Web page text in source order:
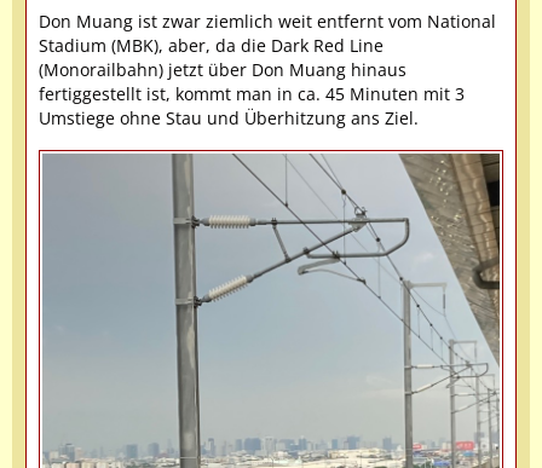
Don Muang ist zwar ziemlich weit entfernt vom National
Stadium (MBK), aber, da die Dark Red Line
(Monorailbahn) jetzt über Don Muang hinaus
fertiggestellt ist, kommt man in ca. 45 Minuten mit 3
Umstiege ohne Stau und Überhitzung ans Ziel.